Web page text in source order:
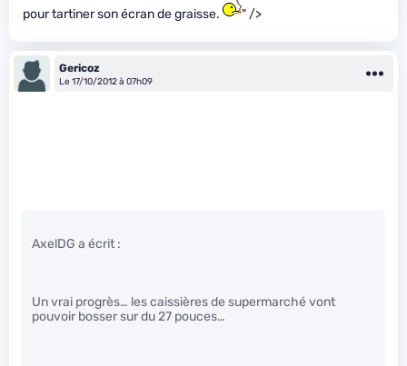
pour tartiner son écran de graisse.
" />
Gericoz
Le 17/10/2012 à 07h09
AxelDG a écrit :
Un vrai progrès… les caissières de supermarché vont
pouvoir bosser sur du 27 pouces…